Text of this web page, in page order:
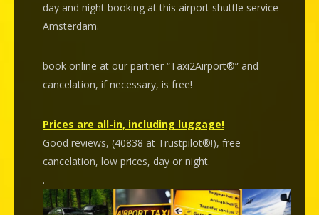
day and night booking at this airport shuttle service
Amsterdam.
book online at our partner “Taxi2Airport®” and
cancelation, if necessary, is free!
Prices are all-in, including luggage!
Good reviews, (40838 at Trustpilot®!), free
cancelation, low prices, day or night.
.